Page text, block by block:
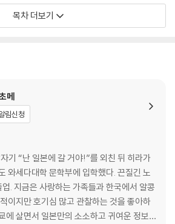
까요?
법
야기
은어
목차 더보기
메
림신청
기 “난 일본에 갈 거야!”를 외친 뒤 히라가
와세다대학 문학부에 입학했다. 끈질긴 노
. 지금은 사랑하는 가족들과 한국에서 알콩
에 살면서 일본만의 소소하고 귀여운 정보들